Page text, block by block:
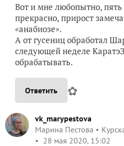
Вот и мне любопытно, пять
прекрасно, прирост
«анабиозе».
А от гусениц обработал
следующей неделе
обрабатывать.
Ответить ✿
vk_marypestova
Марина Пестова
28 мая 2020, 15:02